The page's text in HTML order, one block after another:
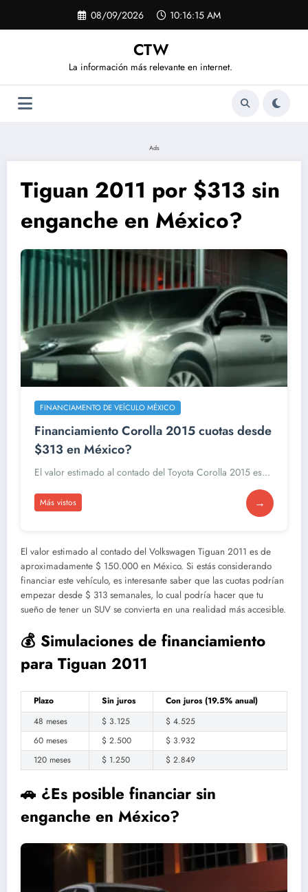
contenido
08/09/2026 10:16:16 AM
CTW
La información más relevante en internet.
Ads
Tiguan 2011 por $313 sin
enganche en México?
FINANCIAMENTO DE VEÍCULO MÉXICO
Financiamiento Corolla 2015 cuotas desde
$313 en México?
El valor estimado al contado del Toyota Corolla 2015 es...
Más vistos →
El valor estimado al contado del Volkswagen Tiguan 2011 es de
aproximadamente $ 150.000 en México. Si estás considerando
financiar este vehículo, es interesante saber que las cuotas podrían
empezar desde $ 313 semanales, lo cual podría hacer que tu
sueño de tener un SUV se convierta en una realidad más accesible.
💰 Simulaciones de financiamiento
para Tiguan 2011
Plazo Sin juros
Con juros (19.5% anual)
48 meses
$ 3.125
$ 4.525
60 meses
$ 2.500
$ 3.932
120 meses
$ 1.250 $ 2.849
🚗 ¿Es posible financiar sin
enganche en México?